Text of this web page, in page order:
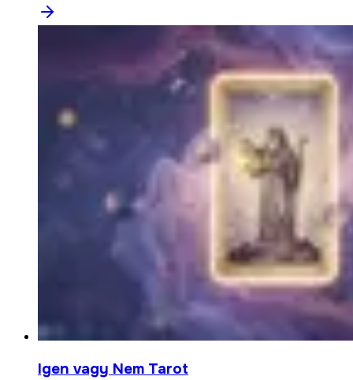
Igen vagy Nem Tarot